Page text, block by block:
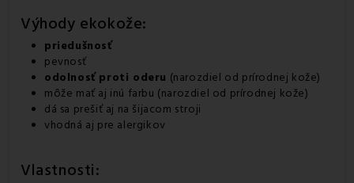
Výhody ekokože:
priedušnosť
pevnosť
odolnosť proti oderu (narozdiel od prírodnej kože)
môže mať aj inú farbu (narozdiel od prírodnej kože)
dá sa prešiť aj na šijacom stroji
vhodná aj pre alergikov
Vlastnosti: